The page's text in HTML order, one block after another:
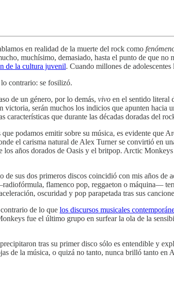
en realidad de la muerte del rock como
muchísimo, demasiado, hasta el punto de que no
de la cultura juvenil. Cuando millones de
contrario: se fosilizó.
de un género, por lo demás, vivo en el sentido literal
victoria, serán muchos los indicios que apunten
que durante las décadas doradas del
podamos emitir sobre su música, es evidente
el carisma natural de Alex Turner se convirtió en
los años dorados de Oasis y el britpop. Arctic
sus dos primeros discos coincidió con mis años
flamenco pop, reggaeton o máquina—
oscuridad y pop parapetada tras sus
de lo que los discursos musicales
fue el último grupo en surfear la ola de la
tras su primer disco sólo es entendible y
de la música, o quizá no tanto, nunca brilló tanto